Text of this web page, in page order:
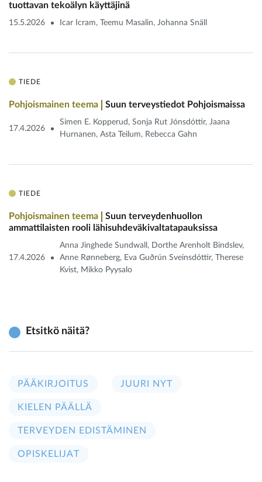
tuottavan tekoälyn käyttäjinä
15.5.2026 Icar Icram, Teemu Masalin, Johanna Snäll
TIEDE
Pohjoismainen teema Suun terveystiedot Pohjoismaissa
17.4.2026
Simen E. Kopperud, Sonja Rut Jónsdóttir, Jaana
Hurnanen, Asta Teilum, Rebecca Gahn
TIEDE
Pohjoismainen teema
Suun terveydenhuollon
ammattilaisten rooli lähisuhdeväkivaltatapauksissa
17.4.2026
Anna Jinghede Sundwall, Dorthe Arenholt Bindslev,
Anne Rønneberg, Eva Guðrún Sveinsdóttir, Therese
Kvist, Mikko Pyysalo
Etsitkö näitä?
PÄÄKIRJOITUS JUURI NYT
KIELEN PÄÄLLÄ
TERVEYDEN EDISTÄMINEN
OPISKELIJAT